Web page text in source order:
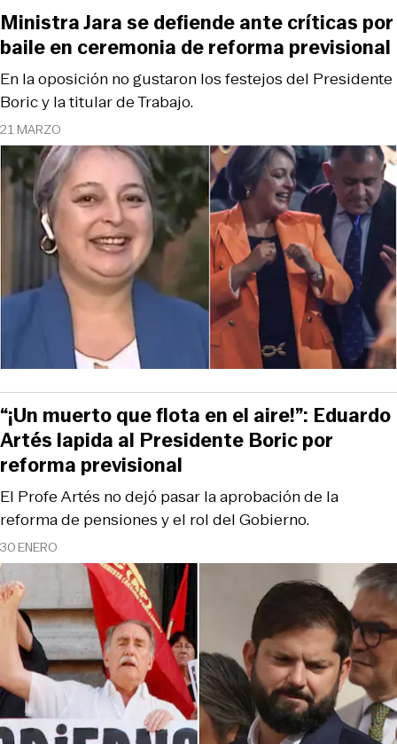
21 MARZO
En la oposición no gustaron los festejos del Presidente
Boric y la titular de Trabajo.
Ministra Jara se defiende ante críticas por
baile en ceremonia de reforma previsional
30 ENERO
El Profe Artés no dejó pasar la aprobación de la
reforma de pensiones y el rol del Gobierno.
“¡Un muerto que flota en el aire!”: Eduardo
Artés lapida al Presidente Boric por
reforma previsional